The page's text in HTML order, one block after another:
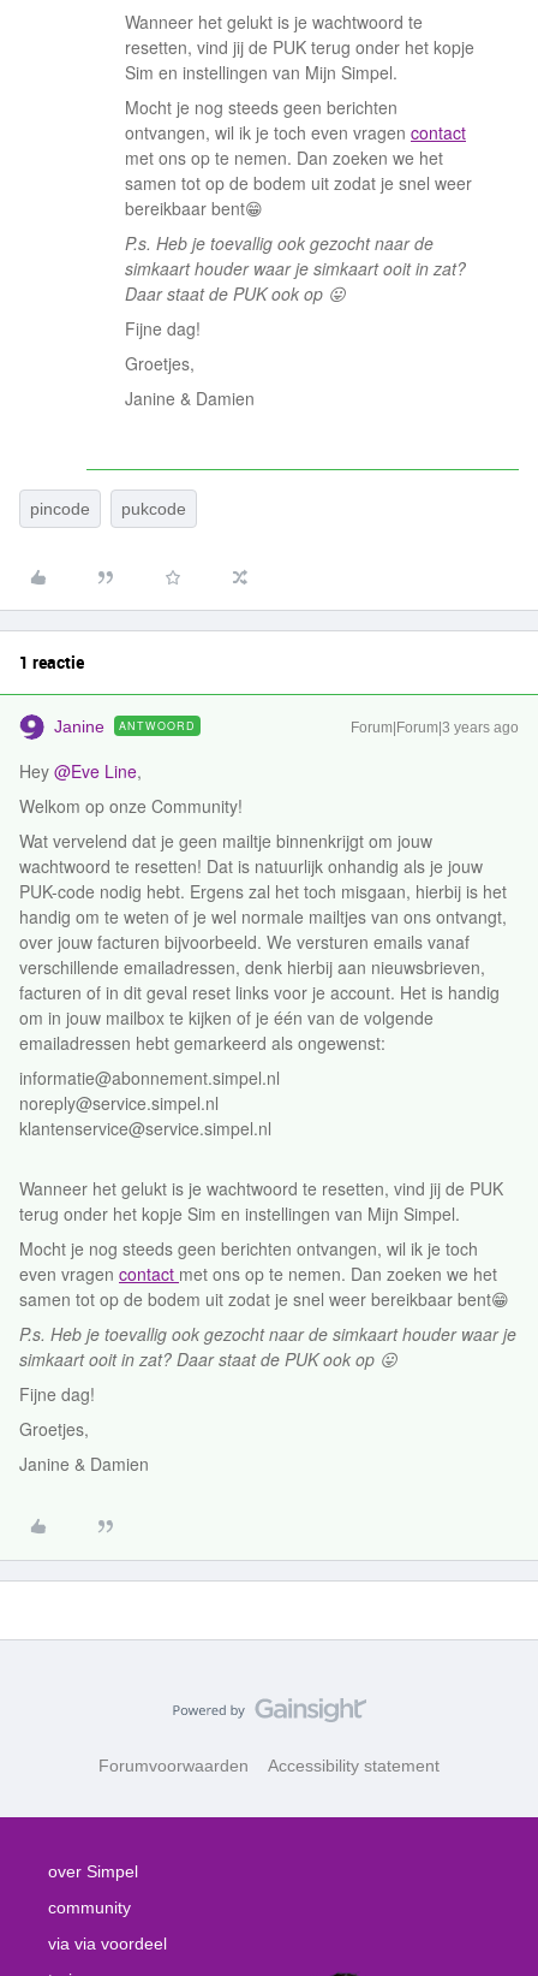
Wanneer het gelukt is je wachtwoord te
resetten, vind jij de PUK terug onder het kopje
Sim en instellingen van Mijn Simpel.
Mocht je nog steeds geen berichten
ontvangen, wil ik je toch even vragen contact
met ons op te nemen. Dan zoeken we het
samen tot op de bodem uit zodat je snel weer
bereikbaar bent😁
P.s. Heb je toevallig ook gezocht naar de
simkaart houder waar je simkaart ooit in zat?
Daar staat de PUK ook op 😛
Fijne dag!
Groetjes,
Janine & Damien
pincode pukcode
1 reactie
Janine ANTWOORD Forum|Forum|3 years ago
Hey @Eve Line,
Welkom op onze Community!
Wat vervelend dat je geen mailtje binnenkrijgt om jouw
wachtwoord te resetten! Dat is natuurlijk onhandig als je jouw
PUK-code nodig hebt. Ergens zal het toch misgaan, hierbij is het
handig om te weten of je wel normale mailtjes van ons ontvangt,
over jouw facturen bijvoorbeeld. We versturen emails vanaf
verschillende emailadressen, denk hierbij aan nieuwsbrieven,
facturen of in dit geval reset links voor je account. Het is handig
om in jouw mailbox te kijken of je één van de volgende
emailadressen hebt gemarkeerd als ongewenst:
informatie@abonnement.simpel.nl
noreply@service.simpel.nl
klantenservice@service.simpel.nl
Wanneer het gelukt is je wachtwoord te resetten, vind jij de PUK
terug onder het kopje Sim en instellingen van Mijn Simpel.
Mocht je nog steeds geen berichten ontvangen, wil ik je toch
even vragen contact met ons op te nemen. Dan zoeken we het
samen tot op de bodem uit zodat je snel weer bereikbaar bent😁
P.s. Heb je toevallig ook gezocht naar de simkaart houder waar je
simkaart ooit in zat? Daar staat de PUK ook op 😛
Fijne dag!
Groetjes,
Janine & Damien
Forumvoorwaarden Accessibility statement
over Simpel
community
via via voordeel